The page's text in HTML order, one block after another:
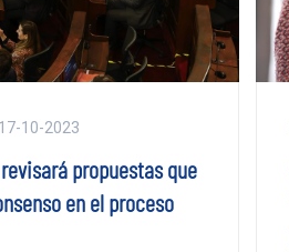
17-10-2023
propuestas que
en el proceso